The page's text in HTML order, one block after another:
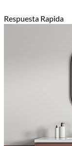
Respuesta Rapida